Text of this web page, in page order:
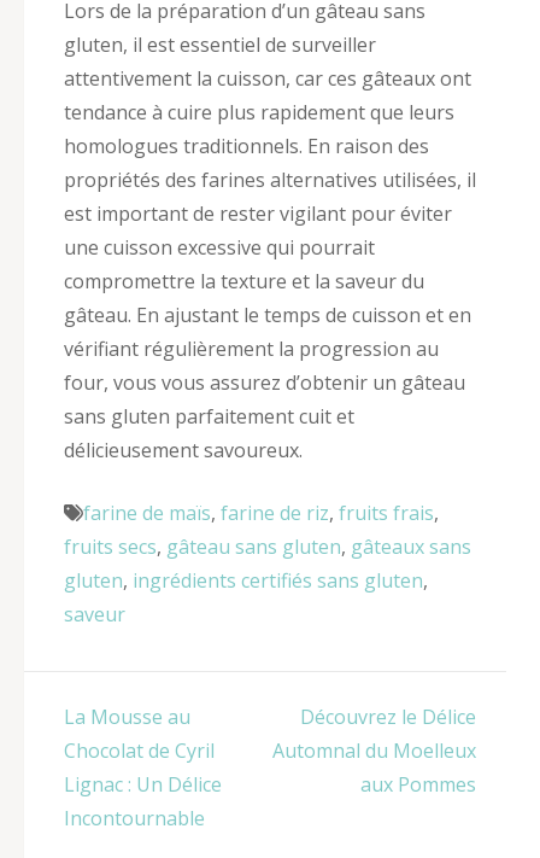
Lors de la préparation d’un gâteau sans
gluten, il est essentiel de surveiller
attentivement la cuisson, car ces gâteaux ont
tendance à cuire plus rapidement que leurs
homologues traditionnels. En raison des
propriétés des farines alternatives utilisées, il
est important de rester vigilant pour éviter
une cuisson excessive qui pourrait
compromettre la texture et la saveur du
gâteau. En ajustant le temps de cuisson et en
vérifiant régulièrement la progression au
four, vous vous assurez d’obtenir un gâteau
sans gluten parfaitement cuit et
délicieusement savoureux.
farine de maïs, farine de riz, fruits frais,
fruits secs, gâteau sans gluten, gâteaux sans
gluten, ingrédients certifiés sans gluten,
saveur
Navigation
de
l’article
La Mousse au
Chocolat de Cyril
Lignac : Un Délice
Incontournable
Découvrez le Délice
Automnal du Moelleux
aux Pommes